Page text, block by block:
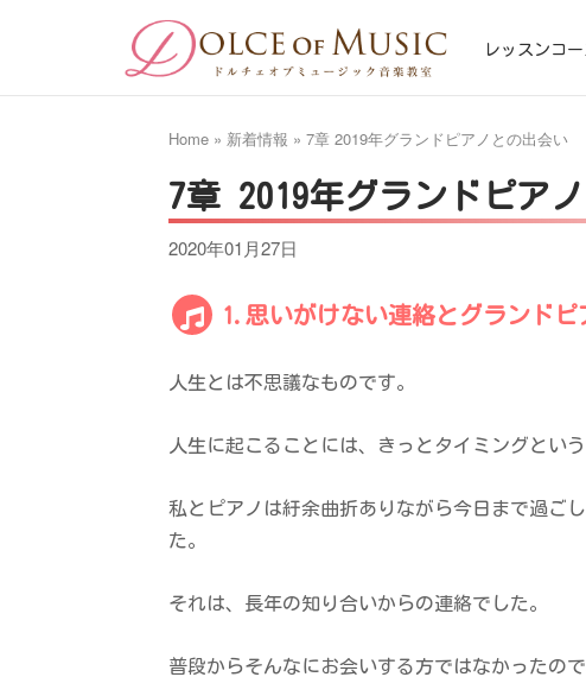
Home
レッスンコー
Home » 新着情報 » 7章 2019年グランドピアノとの出会い
7章 2019年グランドピア
2020年01月27日
1.思いがけない連絡とグランドピ
人生とは不思議なものです。
人生に起こることには、きっとタイミングとい
私とピアノは紆余曲折ありながら今日まで過ご
た。
それは、長年の知り合いからの連絡でした。
普段からそんなにお会いする方ではなかったの